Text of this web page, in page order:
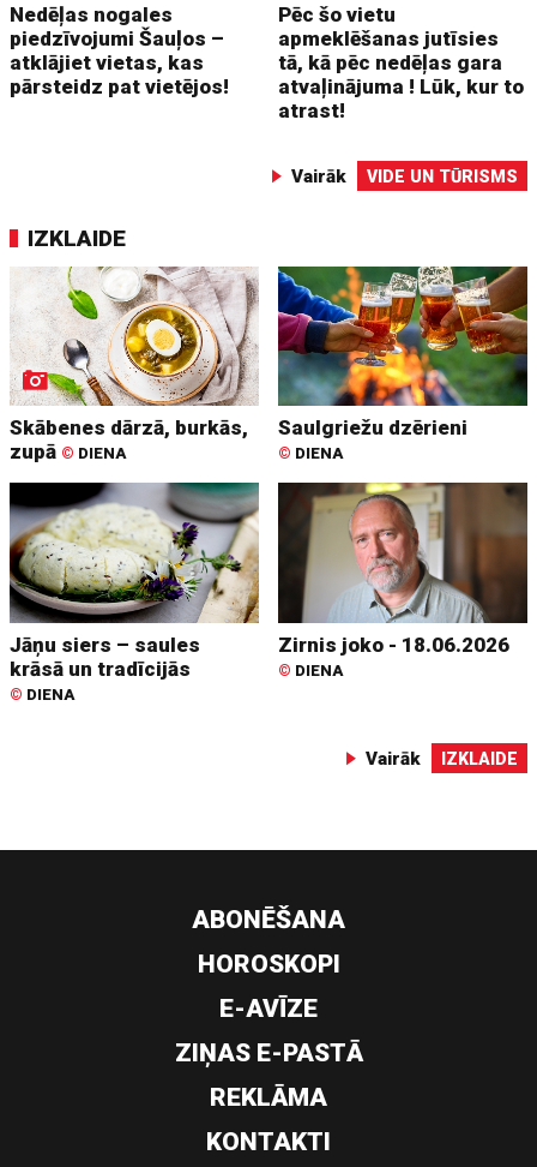
Nedēļas nogales
piedzīvojumi Šauļos –
atklājiet vietas, kas
pārsteidz pat vietējos!
Pēc šo vietu
apmeklēšanas jutīsies
tā, kā pēc nedēļas gara
atvaļinājuma ! Lūk, kur to
atrast!
Vairāk VIDE UN TŪRISMS
IZKLAIDE
Skābenes dārzā, burkās,
zupā © DIENA
Saulgriežu dzērieni
© DIENA
Jāņu siers – saules
krāsā un tradīcijās
© DIENA
Zirnis joko - 18.06.2026
© DIENA
Vairāk IZKLAIDE
ABONĒŠANA
HOROSKOPI
E-AVĪZE
ZIŅAS E-PASTĀ
REKLĀMA
KONTAKTI